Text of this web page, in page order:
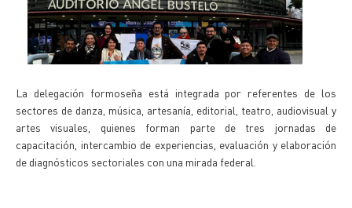
La delegación formoseña está integrada por referentes de los
sectores de danza, música, artesanía, editorial, teatro, audiovisual y
artes visuales, quienes forman parte de tres jornadas de
capacitación, intercambio de experiencias, evaluación y elaboración
de diagnósticos sectoriales con una mirada federal.